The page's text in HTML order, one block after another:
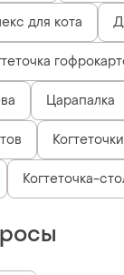
для кота
Царапалка
Когтеточка-